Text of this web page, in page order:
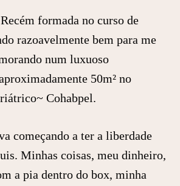
formada no curso de
razoavelmente bem para me
num luxuoso
50m² no
Cohabpel.
começando a ter a liberdade
Minhas coisas, meu dinheiro,
a pia dentro do box, minha